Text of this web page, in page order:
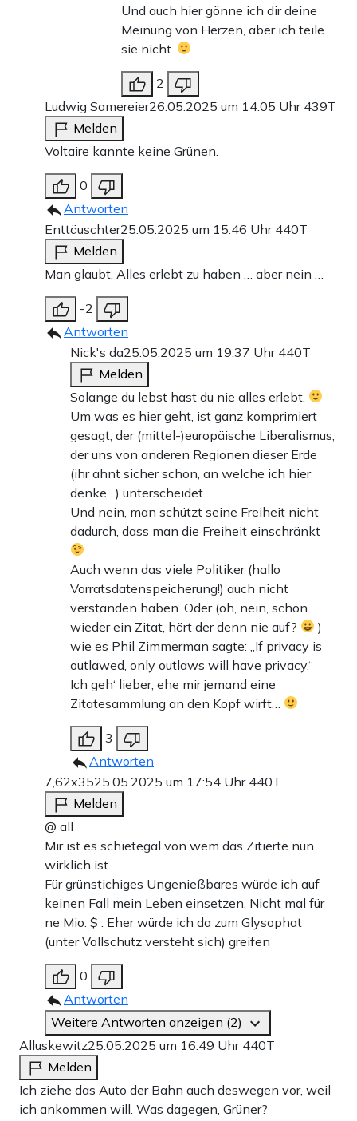
Und auch hier gönne ich dir deine
Meinung von Herzen, aber ich teile
sie nicht.
2
Ludwig Samereier26.05.2025 um 14:05 Uhr 439T
Melden
Voltaire kannte keine Grünen.
0
Antworten
Enttäuschter25.05.2025 um 15:46 Uhr 440T
Melden
Man glaubt, Alles erlebt zu haben … aber nein …
-2
Antworten
Nick's da25.05.2025 um 19:37 Uhr 440T
Melden
Solange du lebst hast du nie alles erlebt.
Um was es hier geht, ist ganz komprimiert
gesagt, der (mittel-)europäische Liberalismus,
der uns von anderen Regionen dieser Erde
(ihr ahnt sicher schon, an welche ich hier
denke…) unterscheidet.
Und nein, man schützt seine Freiheit nicht
dadurch, dass man die Freiheit einschränkt
Auch wenn das viele Politiker (hallo
Vorratsdatenspeicherung!) auch nicht
verstanden haben. Oder (oh, nein, schon
wieder ein Zitat, hört der denn nie auf?
)
wie es Phil Zimmerman sagte: „If privacy is
outlawed, only outlaws will have privacy.“
Ich geh‘ lieber, ehe mir jemand eine
Zitatesammlung an den Kopf wirft…
3
Antworten
7,62x3525.05.2025 um 17:54 Uhr 440T
Melden
@ all
Mir ist es schietegal von wem das Zitierte nun
wirklich ist.
Für grünstichiges Ungenießbares würde ich auf
keinen Fall mein Leben einsetzen. Nicht mal für
ne Mio. $ . Eher würde ich da zum Glysophat
(unter Vollschutz versteht sich) greifen
0
Antworten
Weitere Antworten anzeigen (2)
Alluskewitz25.05.2025 um 16:49 Uhr 440T
Melden
Ich ziehe das Auto der Bahn auch deswegen vor, weil
ich ankommen will. Was dagegen, Grüner?